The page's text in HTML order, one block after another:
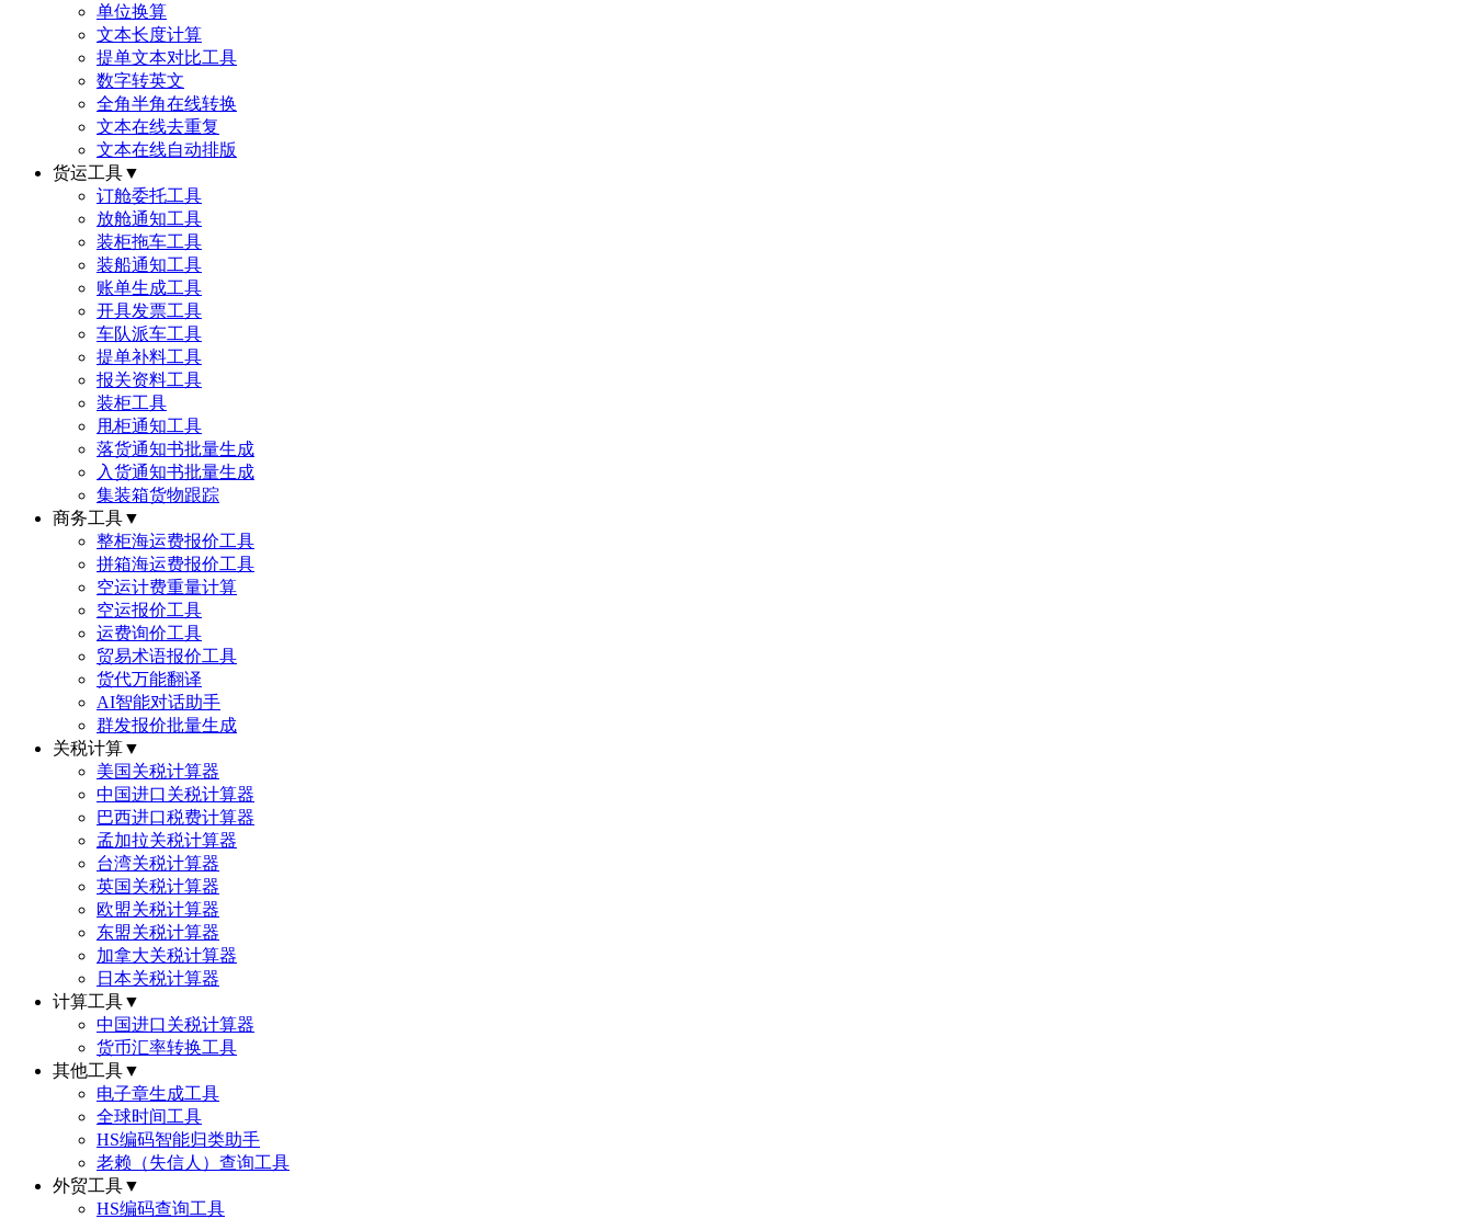
单位换算
文本长度计算
提单文本对比工具
数字转英文
全角半角在线转换
文本在线去重复
文本在线自动排版
货运工具▼
订舱委托工具
放舱通知工具
装柜拖车工具
装船通知工具
账单生成工具
开具发票工具
车队派车工具
提单补料工具
报关资料工具
装柜工具
甩柜通知工具
落货通知书批量生成
入货通知书批量生成
集装箱货物跟踪
商务工具▼
整柜海运费报价工具
拼箱海运费报价工具
空运计费重量计算
空运报价工具
运费询价工具
贸易术语报价工具
货代万能翻译
AI智能对话助手
群发报价批量生成
关税计算▼
美国关税计算器
中国进口关税计算器
巴西进口税费计算器
孟加拉关税计算器
台湾关税计算器
英国关税计算器
欧盟关税计算器
东盟关税计算器
加拿大关税计算器
日本关税计算器
计算工具▼
中国进口关税计算器
货币汇率转换工具
其他工具▼
电子章生成工具
全球时间工具
HS编码智能归类助手
老赖（失信人）查询工具
外贸工具▼
HS编码查询工具